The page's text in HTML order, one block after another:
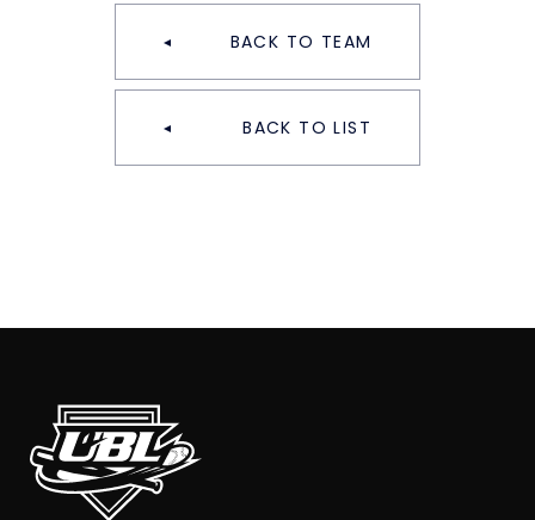
BACK TO TEAM
BACK TO LIST